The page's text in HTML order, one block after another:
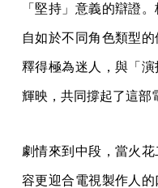
「堅持」意義的辯證
自如於不同角色類型
釋得極為迷人，與「
輝映，共同撐起了這部
劇情來到中段，當火
容更迎合電視製作人